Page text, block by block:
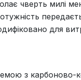
чверть милі
для
з